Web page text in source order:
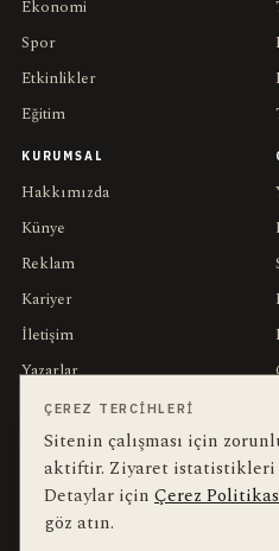
Ekonomi
Spor
Etkinlikler
Eğitim
KURUMSAL
Hakkımızda
Künye
Reklam
Kariyer
İletişim
Yazarlar
Muhabirler
Editörler
YEREL ARANANLAR
ÇEREZ TERCIHLERI
Sitenin çalışması için
aktiftir. Ziyaret istatistikleri
Detaylar için Çerez
göz atın.